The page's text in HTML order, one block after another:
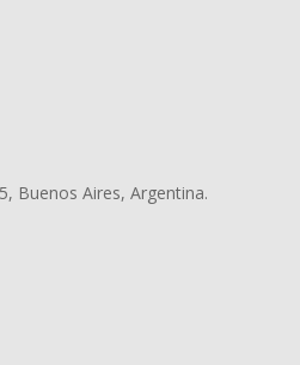
Buenos Aires, Argentina.